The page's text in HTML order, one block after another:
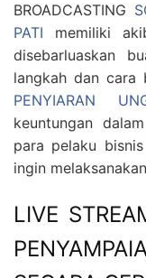
BROADCASTING
PATI memiliki
disebarluaskan
langkah dan cara
PENYIARAN
keuntungan dalam
para pelaku
ingin melaksanakan
LIVE